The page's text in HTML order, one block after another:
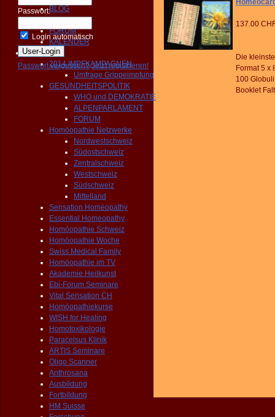
BLOG
NEWS
FORUM
KALENDER
Aktivitäten
2014 IMPFKAMPAGNEN
Umfrage Grippeimpfung
GESUNDHEITSPOLITIK
WHO und DEMOKRATIE
ALPENPARLAMENT
FORUM
Homöopathie Netzwerke
Nordwestschweiz
Südostschweiz
Zentralschweiz
Westschweiz
Südschweiz
Mittelland
Sensation Homeopathy
Essential Homeopathy
Homöopathie Schweiz
Homöopathie Woche
Swiss Medical Family
Homöopathie im TV
Akademie Heilkunst
Ebi-Forum Seminare
Vital Sensation CH
Homöopathiekurse
WISH for Healing
Homotoxikologie
Paracelsus Klinik
ARTIS Seminare
Oligo Scanner
Anthrosana
Ausbildung
Fortbildung
HM Suisse
Passwort:
Login automatisch
Passwort vergessen? Jetzt registrieren!
137.00
Die
Format 5 x
100
Booklet